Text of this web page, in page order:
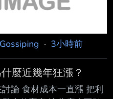
· 3小時前
麼近幾年狂漲？
論 食材成本一直漲 把利